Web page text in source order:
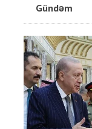
Gündəm